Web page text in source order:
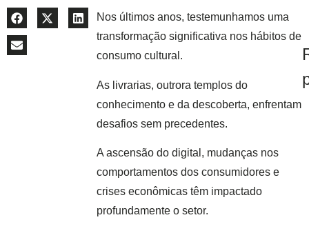
Nos últimos anos, testemunhamos uma
transformação significativa nos hábitos de
consumo cultural.
As livrarias, outrora templos do
conhecimento e da descoberta, enfrentam
desafios sem precedentes.
A ascensão do digital, mudanças nos
comportamentos dos consumidores e
crises econômicas têm impactado
profundamente o setor.